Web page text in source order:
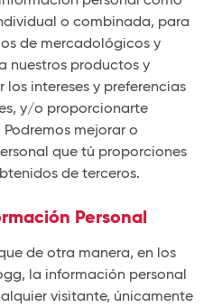
o combinada, para
de mercadológicos y
nuestros productos y
los intereses y preferencias
y/o proporcionarte
mejorar o
que tú proporciones
de terceros.
Personal
de otra manera, en los
la información personal
visitante, únicamente